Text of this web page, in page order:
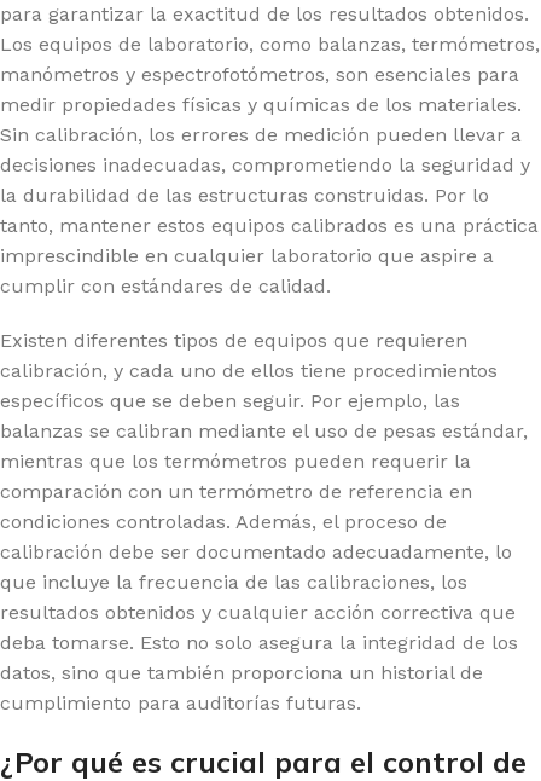
para garantizar la exactitud de los resultados obtenidos.
Los equipos de laboratorio, como balanzas, termómetros,
manómetros y espectrofotómetros, son esenciales para
medir propiedades físicas y químicas de los materiales.
Sin calibración, los errores de medición pueden llevar a
decisiones inadecuadas, comprometiendo la seguridad y
la durabilidad de las estructuras construidas. Por lo
tanto, mantener estos equipos calibrados es una práctica
imprescindible en cualquier laboratorio que aspire a
cumplir con estándares de calidad.
Existen diferentes tipos de equipos que requieren
calibración, y cada uno de ellos tiene procedimientos
específicos que se deben seguir. Por ejemplo, las
balanzas se calibran mediante el uso de pesas estándar,
mientras que los termómetros pueden requerir la
comparación con un termómetro de referencia en
condiciones controladas. Además, el proceso de
calibración debe ser documentado adecuadamente, lo
que incluye la frecuencia de las calibraciones, los
resultados obtenidos y cualquier acción correctiva que
deba tomarse. Esto no solo asegura la integridad de los
datos, sino que también proporciona un historial de
cumplimiento para auditorías futuras.
¿Por qué es crucial para el control de